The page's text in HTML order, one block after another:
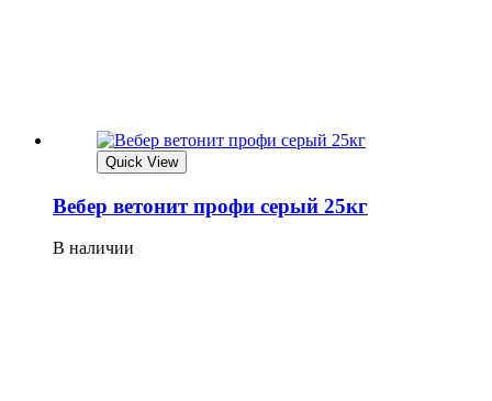
Quick View
Вебер ветонит профи серый 25кг
В наличии